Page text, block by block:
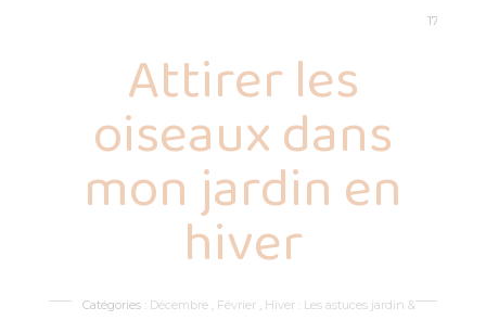
17/01/
Attirer les
oiseaux dans
mon jardin en
hiver
Catégories : Décembre, Février, Hiver : Les astuces jardin &